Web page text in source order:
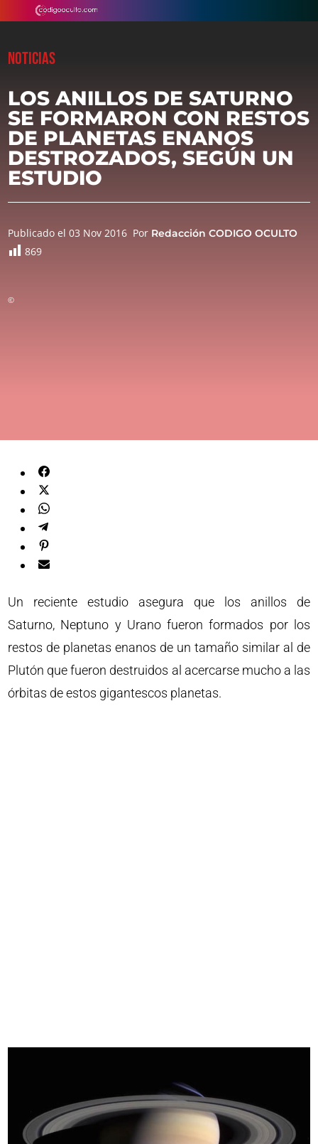
NOTICIAS
LOS ANILLOS DE SATURNO
SE FORMARON CON RESTOS
DE PLANETAS ENANOS
DESTROZADOS, SEGÚN UN
ESTUDIO
Publicado el 03 Nov 2016 Por Redacción CODIGO OCULTO
869
©
Un reciente estudio asegura que los anillos de
Saturno, Neptuno y Urano fueron formados por los
restos de planetas enanos de un tamaño similar al de
Plutón que fueron destruidos al acercarse mucho a las
órbitas de estos gigantescos planetas.